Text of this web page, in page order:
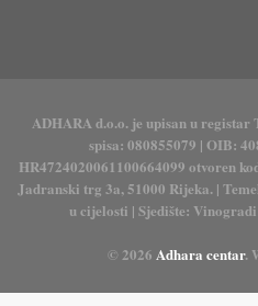
ADHARA d.o.o. je upisan u
spisa: 080855079 | OIB:
HR4724020061100664099 otvoren
Jadranski trg 3a, 51000 Rijeka. |
u cijelosti | Sjedište:
© 2026 Adhara centar.